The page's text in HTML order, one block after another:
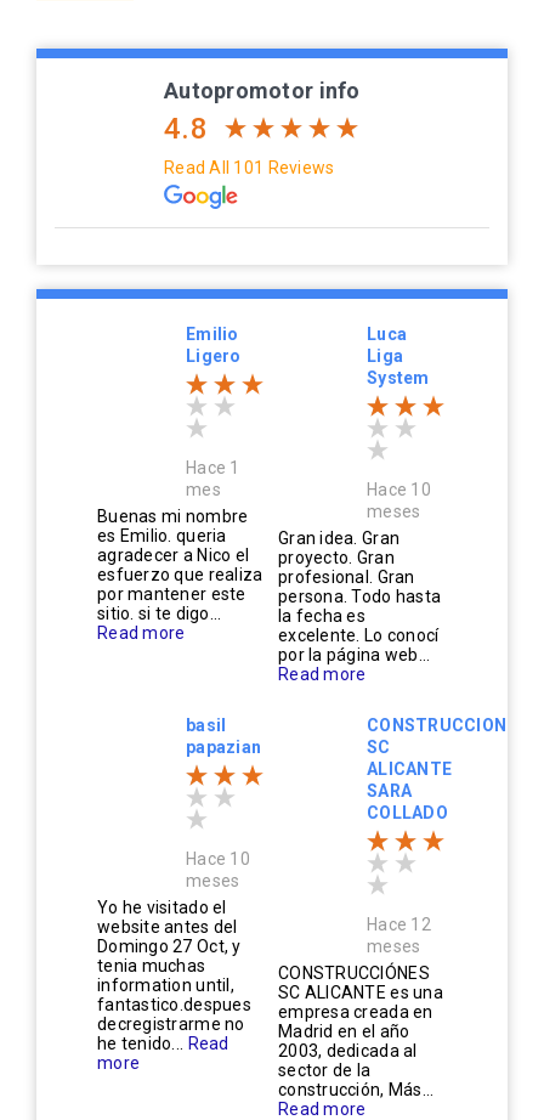
Autopromotor info
4.8
Read All 101 Reviews
Emilio
Ligero
Hace 1
mes
Buenas mi nombre
es Emilio. queria
agradecer a Nico el
esfuerzo que realiza
por mantener este
sitio. si te digo...
Read more
Luca
Liga
System
Hace 10
meses
Gran idea. Gran
proyecto. Gran
profesional. Gran
persona. Todo hasta
la fecha es
excelente. Lo conocí
por la página web...
Read more
basil
papazian
Hace 10
meses
Yo he visitado el
website antes del
Domingo 27 Oct, y
tenia muchas
information until,
fantastico.despues
decregistrarme no
he tenido...
Read
more
CONSTRUCCIONES
SC
ALICANTE
SARA
COLLADO
Hace 12
meses
CONSTRUCCIÓNES
SC ALICANTE es una
empresa creada en
Madrid en el año
2003, dedicada al
sector de la
construcción, Más...
Read more